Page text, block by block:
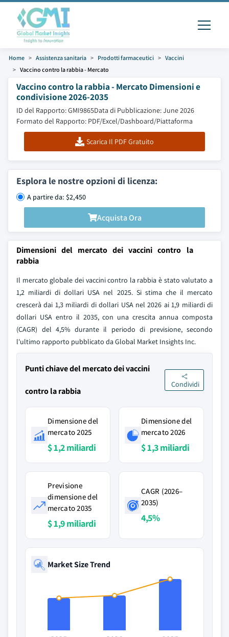
Home Assistenza sanitaria Prodotti farmaceutici
Vaccini
Vaccino contro la rabbia - Mercato
Vaccino contro la rabbia - Mercato Dimensioni e
condivisione 2026-2035
ID del Rapporto: GMI9865Data di Pubblicazione: June 2026
Formato del Rapporto: PDF/Excel/Dashboard/Piattaforma
Scarica Il PDF Gratuito
Esplora le nostre opzioni di licenza:
A partire da: $2,450
Acquista Ora
Dimensioni del mercato dei vaccini contro la
rabbia
Il mercato globale dei vaccini contro la rabbia è stato valutato a
1,2 miliardi di dollari USA nel 2025. Si stima che il mercato
crescerà dai 1,3 miliardi di dollari USA nel 2026 ai 1,9 miliardi di
dollari USA entro il 2035, con una crescita annua composta
(CAGR) del 4,5% durante il periodo di previsione, secondo
l'ultimo rapporto pubblicato da Global Market Insights Inc.
Punti chiave del mercato dei vaccini
contro la rabbia
Condividi
Dimensione del
mercato 2025
$ 1,2 miliardi
Dimensione del
mercato 2026
$ 1,3 miliardi
Previsione
dimensione del
mercato 2035
$ 1,9 miliardi
CAGR (2026–
2035)
4,5%
Market Size Trend